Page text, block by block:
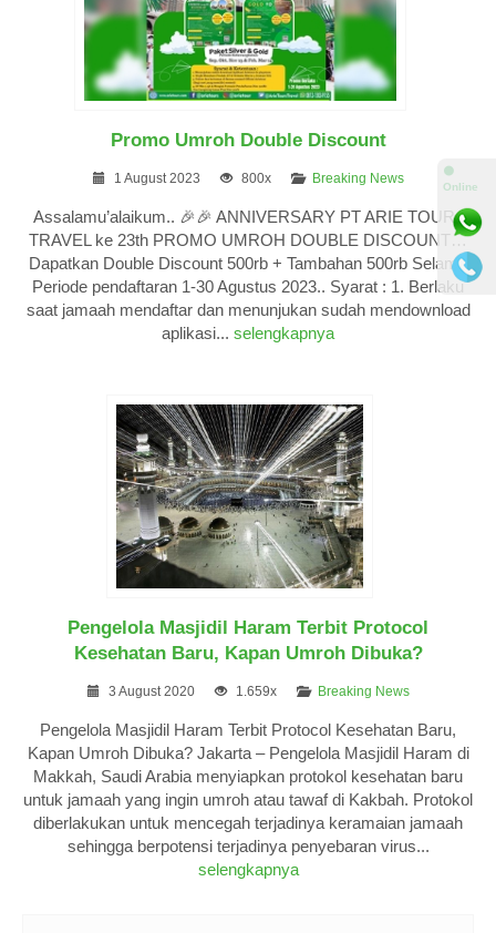
Promo Umroh Double Discount
1 August 2023 800x Breaking News
Assalamu’alaikum.. 🎉🎉 ANNIVERSARY PT ARIE TOUR &
TRAVEL ke 23th PROMO UMROH DOUBLE DISCOUNT…
Dapatkan Double Discount 500rb + Tambahan 500rb Selama
Periode pendaftaran 1-30 Agustus 2023.. Syarat : 1. Berlaku
saat jamaah mendaftar dan menunjukan sudah mendownload
aplikasi... selengkapnya
Pengelola Masjidil Haram Terbit Protocol
Kesehatan Baru, Kapan Umroh Dibuka?
3 August 2020 1.659x Breaking News
Pengelola Masjidil Haram Terbit Protocol Kesehatan Baru,
Kapan Umroh Dibuka? Jakarta – Pengelola Masjidil Haram di
Makkah, Saudi Arabia menyiapkan protokol kesehatan baru
untuk jamaah yang ingin umroh atau tawaf di Kakbah. Protokol
diberlakukan untuk mencegah terjadinya keramaian jamaah
sehingga berpotensi terjadinya penyebaran virus...
selengkapnya
⚫
Online